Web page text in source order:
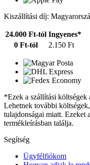
Kiszállítási díj:
24.000 Ft-tól Ingyenes*
0 Ft-tól
2.150 Ft
*Ezek a szállítási költségek
Lehetnek további
tulajdonságai miatt. Ezeket
termékleírásban találja.
Segítség
Ügyfélfiókom